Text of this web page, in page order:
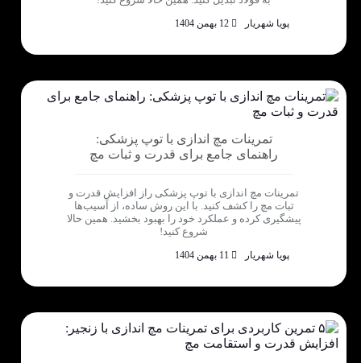
پویا شهریار
تمرینات مچ اندازی با توپ پزشکی:
راهنمای جامع برای قدرت و ثبات مچ
تمرینات مچ اندازی با توپ پزشکی راز افزایش قدرت و
ثبات مچ را کشف کنید. با این روش ساده، از آسیب‌ها
پیشگیری کرده و عملکرد خود را بهبود بخشید. همین حالا
شروع کنید!
پویا شهریار